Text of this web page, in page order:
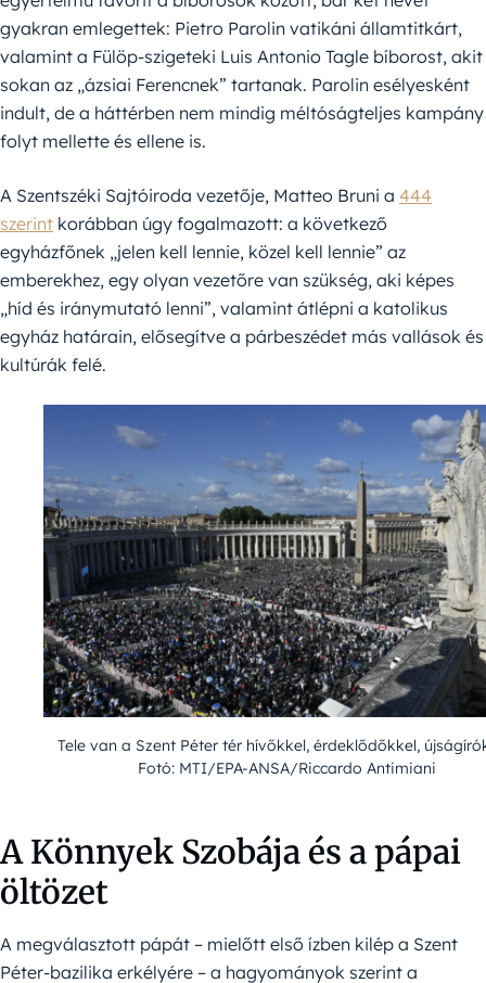
gyakran emlegettek: Pietro Parolin vatikáni államtitkárt,
valamint a Fülöp-szigeteki Luis Antonio Tagle bíborost, akit
sokan az „ázsiai Ferencnek” tartanak. Parolin esélyesként
indult, de a háttérben nem mindig méltóságteljes kampány
folyt mellette és ellene is.
A Szentszéki Sajtóiroda vezetője, Matteo Bruni a 444
szerint korábban úgy fogalmazott: a következő
egyházfőnek „jelen kell lennie, közel kell lennie” az
emberekhez, egy olyan vezetőre van szükség, aki képes
„híd és iránymutató lenni”, valamint átlépni a katolikus
egyház határain, elősegítve a párbeszédet más vallások és
kultúrák felé.
Tele van a Szent Péter tér hívőkkel, érdeklődőkkel,
Fotó: MTI/EPA-ANSA/Riccardo Antimiani
A Könnyek Szobája és a pápai
öltözet
A megválasztott pápát – mielőtt első ízben kilép a Szent
Péter-bazilika erkélyére – a hagyományok szerint a